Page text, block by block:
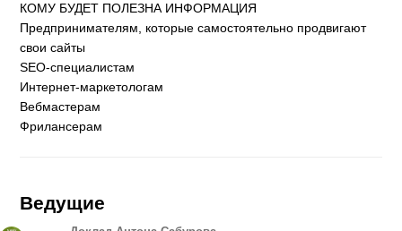
КОМУ БУДЕТ ПОЛЕЗНА ИНФОРМАЦИЯ
Предпринимателям, которые самостоятельно продвигают
свои сайты
SEO-специалистам
Интернет-маркетологам
Вебмастерам
Фрилансерам
Ведущие